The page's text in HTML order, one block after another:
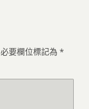
必要欄位標記為 *